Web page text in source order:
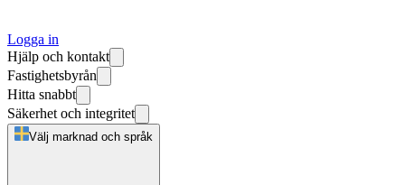
Logga in
Hjälp och kontakt
Fastighetsbyrån
Hitta snabbt
Säkerhet och integritet
Välj marknad och språk